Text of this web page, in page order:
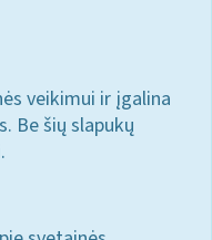
veikimui ir įgalina
Be šių slapukų